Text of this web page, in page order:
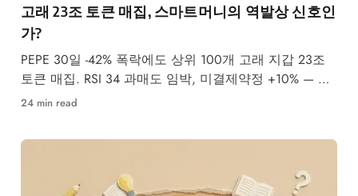
고래 23조 토큰 매집, 스마트머니의 역발상 신호인
가?
PEPE 30일 -42% 폭락에도 상위 100개 고래 지갑 23조
토큰 매집. RSI 34 과매도 임박, 미결제약정 +10% — 스
마트머니 역발상 베팅 근거와 가격 시나리오 분석.
24 min read